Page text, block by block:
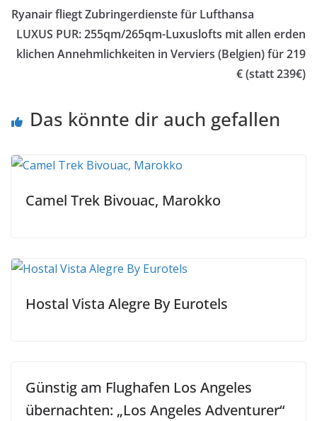
Ryanair fliegt Zubringerdienste für Lufthansa
LUXUS PUR: 255qm/265qm-Luxuslofts mit allen erden
klichen Annehmlichkeiten in Verviers (Belgien) für 219
€ (statt 239€)
Das könnte dir auch gefallen
Camel Trek Bivouac, Marokko
Hostal Vista Alegre By Eurotels
Günstig am Flughafen Los Angeles
übernachten: „Los Angeles Adventurer“